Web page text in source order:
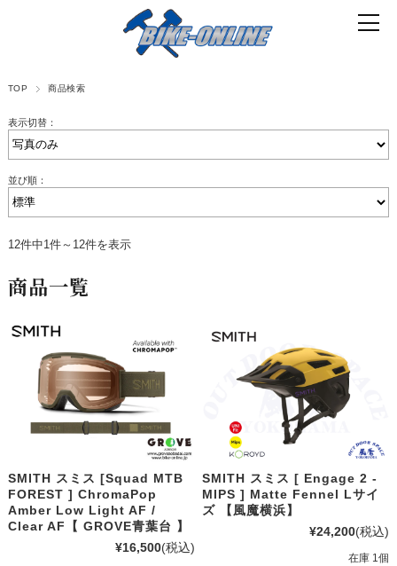
TOP 商品検索
表示切替：
並び順：
12件中1件～12件を表示
商品一覧
SMITH スミス [Squad MTB
FOREST ] ChromaPop
Amber Low Light AF /
Clear AF【 GROVE青葉台 】
¥16,500(税込)
SMITH スミス [ Engage 2 -
MIPS ] Matte Fennel Lサイ
ズ 【風魔横浜】
¥24,200(税込)
在庫 1個